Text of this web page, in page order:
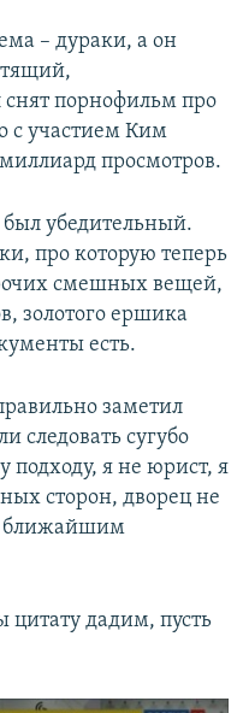
– дураки, а он
порнофильм про
с участием Ким
просмотров.
убедительный.
про которую теперь
смешных вещей,
золотого ершика
есть.
заметил
следовать сугубо
я не юрист, я
сторон, дворец не
ближайшим
дадим, пусть